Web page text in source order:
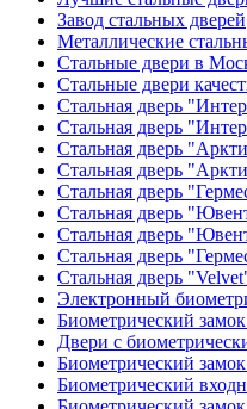
Завод стальных дверей
Металлические
Стальные двери в
Стальные двери
Стальная дверь
Стальная дверь
Стальная дверь
Стальная дверь
Стальная дверь
Стальная дверь
Стальная дверь
Стальная дверь
Стальная дверь
Электронный
Биометрический
Двери с
Биометрический
Биометрический